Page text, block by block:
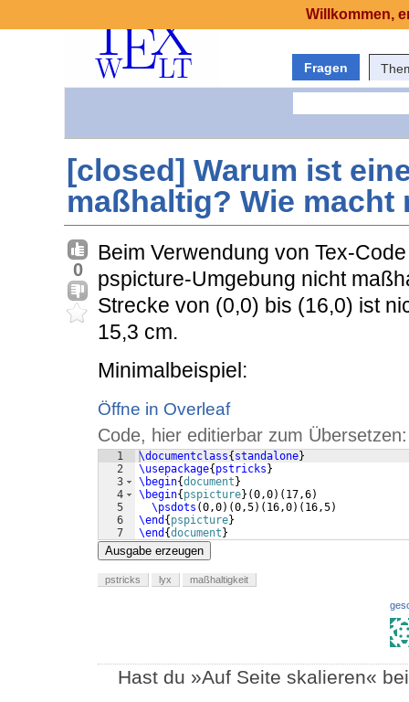
Fragen
[closed] Warum ist
maßhaltig? Wie macht
0
Beim Verwendung von Tex-
pspicture-Umgebung nicht
Strecke von (0,0) bis (16,0) ist
15,3 cm.
Minimalbeispiel:
Öffne in Overleaf
Code, hier editierbar zum Übersetzen:
1
2
3
4
5
6
7
\documentclass{ standalone}
\usepackage{ pstricks }
\begin{document }
\begin{ pspicture} (0,0) ( 17,6)
\psdots (0,0) (0,5) ( 16,0) ( 16,5)
\end { pspicture}
\end {document }
Ausgabe erzeugen
pstricks lyx maßhaltigkeit
Hast du »Auf Seite skalieren«
Willkommen,